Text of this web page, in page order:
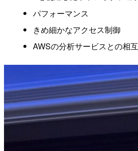
パフォーマンス
きめ細かなアクセス制御
AWSの分析サービスとの相